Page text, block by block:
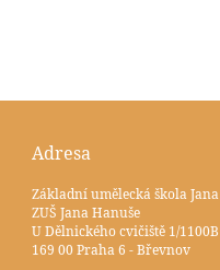
Adresa
Základní umělecká škola
ZUŠ Jana Hanuše
U Dělnického cvičiště 1/1100B
169 00 Praha 6 - Břevnov